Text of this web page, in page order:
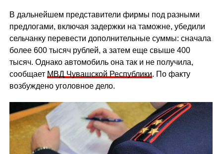
В дальнейшем представители фирмы под разными
предлогами, включая задержки на таможне, убедили
сельчанку перевести дополнительные суммы: сначала
более 600 тысяч рублей, а затем еще свыше 400
тысяч. Однако автомобиль она так и не получила,
сообщает МВД Чувашской Республики. По факту
возбуждено уголовное дело.